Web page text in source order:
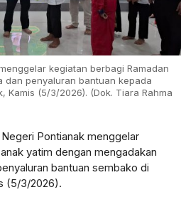
kegiatan berbagi Ramadan
dan penyaluran bantuan kepada
Kamis (5/3/2026). (Dok. Tiara Rahma
Pontianak menggelar
yatim dengan mengadakan
bantuan sembako di
(5/3/2026).